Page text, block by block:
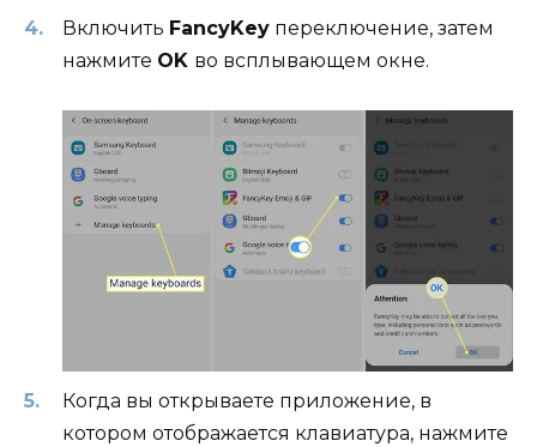
Включить FancyKey переключение, затем
нажмите OK во всплывающем окне.
Когда вы открываете приложение, в
котором отображается клавиатура, нажмите